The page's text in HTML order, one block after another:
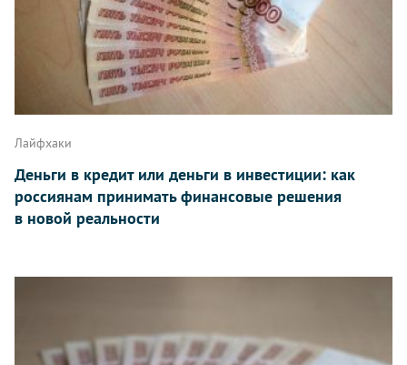
Лайфхаки
Деньги в кредит или деньги в инвестиции: как
россиянам принимать финансовые решения
в новой реальности